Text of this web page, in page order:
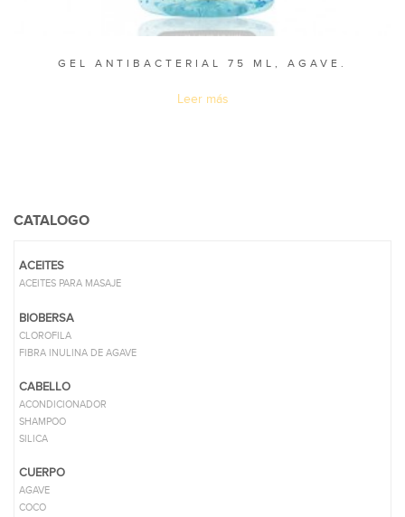
GEL ANTIBACTERIAL 75 ML, AGAVE.
Leer más
CATALOGO
ACEITES
ACEITES PARA MASAJE
BIOBERSA
CLOROFILA
FIBRA INULINA DE AGAVE
CABELLO
ACONDICIONADOR
SHAMPOO
SILICA
CUERPO
AGAVE
COCO